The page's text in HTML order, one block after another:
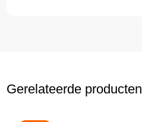
Gerelateerde producten